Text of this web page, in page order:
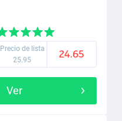
Precio de lista
25.95
24.65
Ver